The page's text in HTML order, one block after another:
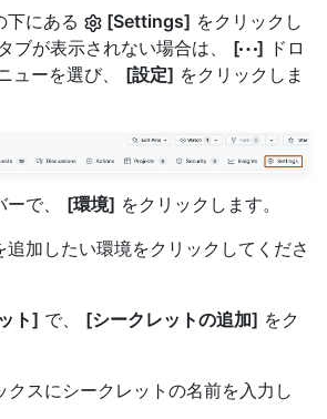
下にある
[Settings] をクリックし
ブが表示されない場合は、 [ ] ドロ
ューを選び、 [設定] をクリックしま
で、 [環境] をクリックします。
追加したい環境をクリックしてくださ
ト] で、 [シークレットの追加] をク
クスにシークレットの名前を入力し